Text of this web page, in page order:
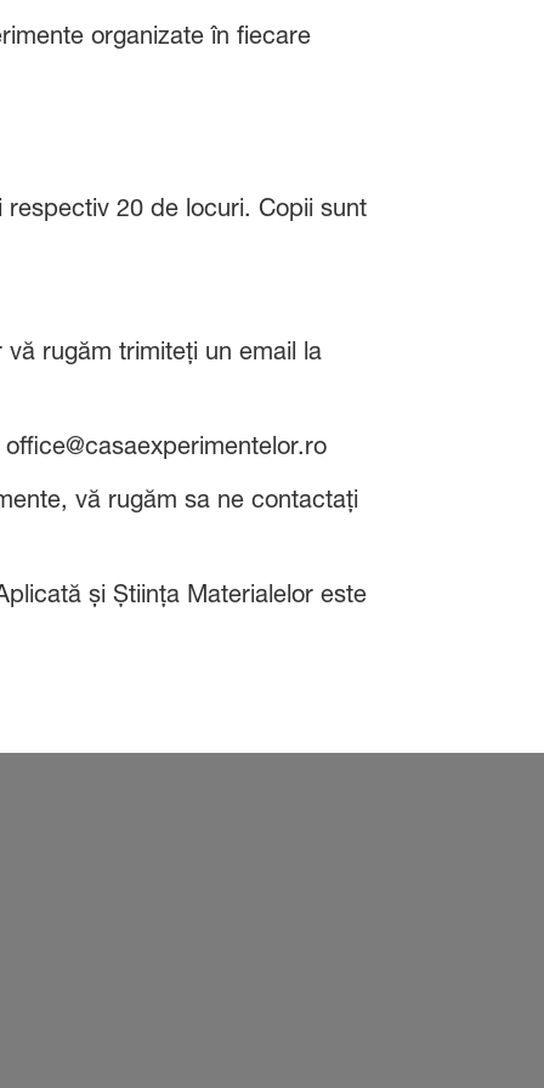
organizate în fiecare
20 de locuri. Copii sunt
rugăm trimiteți un email la
vă rugăm sa ne contactați
și Știința Materialelor este